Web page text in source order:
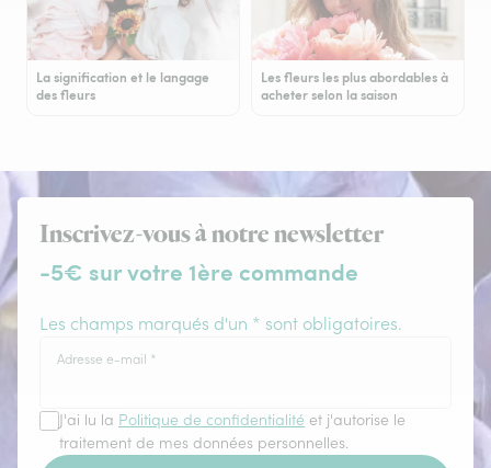
La signification et le langage
des fleurs
Les fleurs les plus abordables à
acheter selon la saison
Inscrivez-vous à notre newsletter
-5€ sur votre 1ère commande
Les champs marqués d'un * sont obligatoires.
Adresse e-mail *
J'ai lu la Politique de confidentialité et j'autorise le
traitement de mes données personnelles.